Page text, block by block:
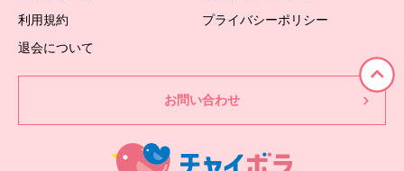
利用規約
プライバシーポリシー
退会について
お問い合わせ